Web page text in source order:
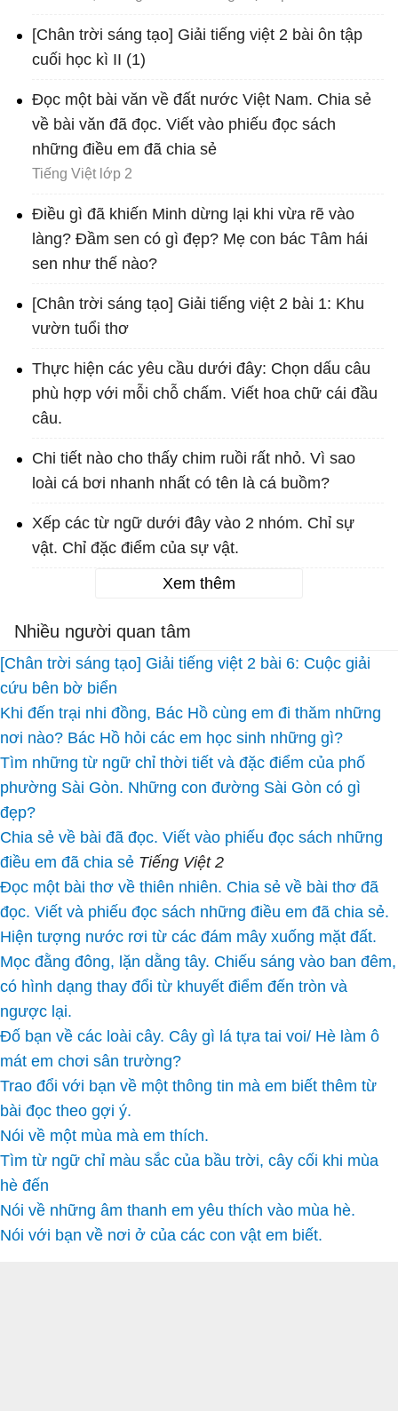
[Chân trời sáng tạo] Giải tiếng việt 2 bài ôn tập
cuối học kì II (1)
Đọc một bài văn về đất nước Việt Nam. Chia sẻ
về bài văn đã đọc. Viết vào phiếu đọc sách
những điều em đã chia sẻ
Tiếng Việt lớp 2
Điều gì đã khiến Minh dừng lại khi vừa rẽ vào
làng? Đầm sen có gì đẹp? Mẹ con bác Tâm hái
sen như thế nào?
[Chân trời sáng tạo] Giải tiếng việt 2 bài 1: Khu
vườn tuổi thơ
Thực hiện các yêu cầu dưới đây: Chọn dấu câu
phù hợp với mỗi chỗ chấm. Viết hoa chữ cái đầu
câu.
Chi tiết nào cho thấy chim ruồi rất nhỏ. Vì sao
loài cá bơi nhanh nhất có tên là cá buồm?
Xếp các từ ngữ dưới đây vào 2 nhóm. Chỉ sự
vật. Chỉ đặc điểm của sự vật.
Xem thêm
Nhiều người quan tâm
[Chân trời sáng tạo] Giải tiếng việt 2 bài 6: Cuộc giải
cứu bên bờ biển
Khi đến trại nhi đồng, Bác Hồ cùng em đi thăm những
nơi nào? Bác Hồ hỏi các em học sinh những gì?
Tìm những từ ngữ chỉ thời tiết và đặc điểm của phố
phường Sài Gòn. Những con đường Sài Gòn có gì
đẹp?
Chia sẻ về bài đã đọc. Viết vào phiếu đọc sách những
điều em đã chia sẻ Tiếng Việt 2
Đọc một bài thơ về thiên nhiên. Chia sẻ về bài thơ đã
đọc. Viết và phiếu đọc sách những điều em đã chia sẻ.
Hiện tượng nước rơi từ các đám mây xuống mặt đất.
Mọc đằng đông, lặn dằng tây. Chiếu sáng vào ban đêm,
có hình dạng thay đổi từ khuyết điểm đến tròn và
ngược lại.
Đố bạn về các loài cây. Cây gì lá tựa tai voi/ Hè làm ô
mát em chơi sân trường?
Trao đổi với bạn về một thông tin mà em biết thêm từ
bài đọc theo gợi ý.
Nói về một mùa mà em thích.
Tìm từ ngữ chỉ màu sắc của bầu trời, cây cối khi mùa
hè đến
Nói về những âm thanh em yêu thích vào mùa hè.
Nói với bạn về nơi ở của các con vật em biết.